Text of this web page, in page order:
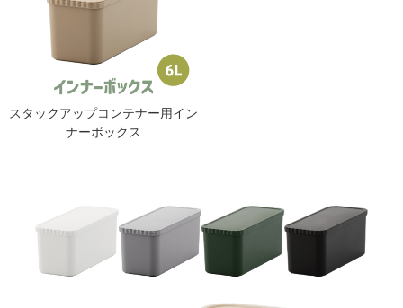
スタックアップコンテナー用イン
ナーボックス